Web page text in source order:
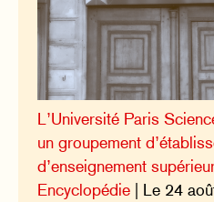
L’Université Paris
un groupement
d’enseignement
Encyclopédie | Le 24